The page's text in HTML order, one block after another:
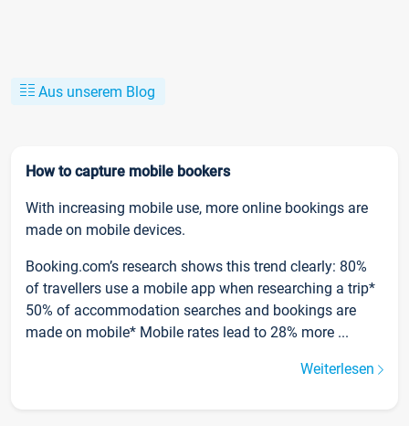
Aus unserem Blog
How to capture mobile bookers
With increasing mobile use, more online bookings are
made on mobile devices.
Booking.com’s research shows this trend clearly: 80%
of travellers use a mobile app when researching a trip*
50% of accommodation searches and bookings are
made on mobile* Mobile rates lead to 28% more ...
Weiterlesen